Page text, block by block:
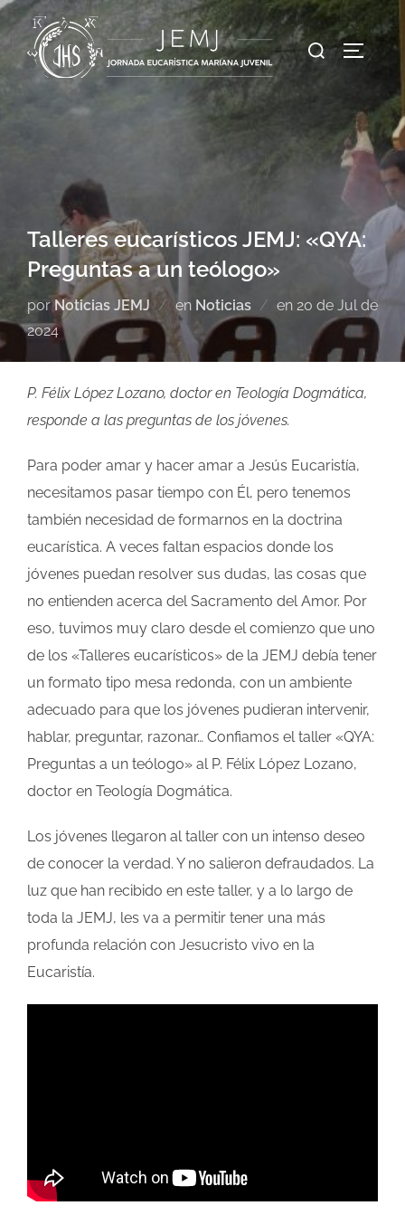
Talleres eucarísticos JEMJ: «QYA:
Preguntas a un teólogo»
por Noticias JEMJ en Noticias en 20 de Jul de
2024
P. Félix López Lozano, doctor en Teología Dogmática,
responde a las preguntas de los jóvenes.
Para poder amar y hacer amar a Jesús Eucaristía,
necesitamos pasar tiempo con Él, pero tenemos
también necesidad de formarnos en la doctrina
eucarística. A veces faltan espacios donde los
jóvenes puedan resolver sus dudas, las cosas que
no entienden acerca del Sacramento del Amor. Por
eso, tuvimos muy claro desde el comienzo que uno
de los «Talleres eucarísticos» de la JEMJ debía tener
un formato tipo mesa redonda, con un ambiente
adecuado para que los jóvenes pudieran intervenir,
hablar, preguntar, razonar… Confiamos el taller «QYA:
Preguntas a un teólogo» al P. Félix López Lozano,
doctor en Teología Dogmática.
Los jóvenes llegaron al taller con un intenso deseo
de conocer la verdad. Y no salieron defraudados. La
luz que han recibido en este taller, y a lo largo de
toda la JEMJ, les va a permitir tener una más
profunda relación con Jesucristo vivo en la
Eucaristía.